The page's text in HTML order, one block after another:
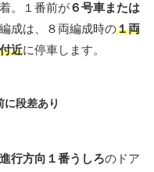
。１番前が６号車または
成は、８両編成時の１両
近に停車します。
段差あり
行方向１番うしろのドア